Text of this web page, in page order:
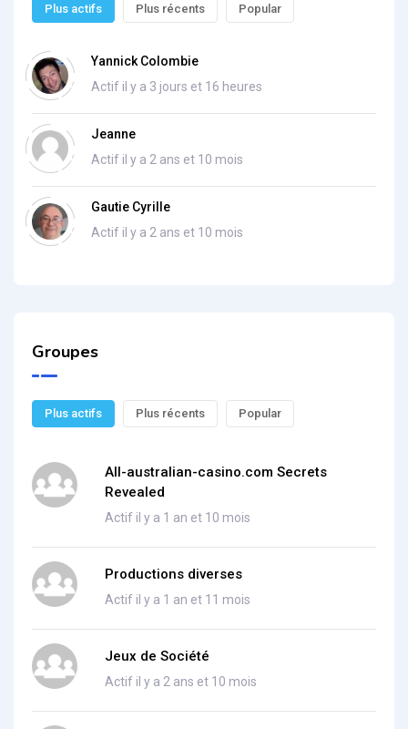
Plus actifs Plus récents Popular
Yannick Colombie
Actif il y a 3 jours et 16 heures
Jeanne
Actif il y a 2 ans et 10 mois
Gautie Cyrille
Actif il y a 2 ans et 10 mois
Groupes
Plus actifs Plus récents Popular
All-australian-casino.com Secrets
Revealed
Actif il y a 1 an et 10 mois
Productions diverses
Actif il y a 1 an et 11 mois
Jeux de Société
Actif il y a 2 ans et 10 mois